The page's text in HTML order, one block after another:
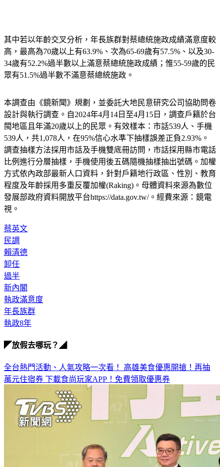
其中若以年齡交叉分析，年長族群對蔡總統施政成績滿意度較
高，最高為70歲以上有63.9%、次為65-69歲有57.5%、以及30-
34歲有52.2%過半數以上滿意蔡總統施政成績；惟55-59歲的民
眾有51.5%過半數不滿意蔡總統施政。
本調查由《鏡新聞》規劃，並委託大地民意研究公司協助問卷
設計與執行調查。自2024年4月14日至4月15日，調查戶籍於台
閩地區且年滿20歲以上的民眾。有效樣本：市話539人、手機
539人，共1,078人，在95%信心水準下抽樣誤差正負2.93%。
調查抽樣方法採用市話及手機雙底冊訪問，市話採用縣市電話
比例進行分層抽樣，手機使用後五碼隨機抽樣抽出號碼。加權
方式依內政部最新人口資料，針對戶籍地行政區、性別、教育
程度及年齡採用多重反覆加權(Raking)。母體資料來源為數位
發展部政府資料開放平台https://data.gov.tw/。經費來源：鏡電
視。
蔡英文
民調
賴清德
卸任
過半
新內閣
執政滿意度
年長族群
執政8年
◤放假去哪玩？◢
全台熱門活動、人氣攻略一次看！ 高雄美食優惠開搶！再抽
萬元住宿券 下載食尚玩家APP！免費領取優惠券